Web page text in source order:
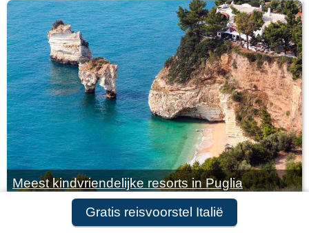
Gratis reisvoorstel Italië
Meest kindvriendelijke resorts in Puglia